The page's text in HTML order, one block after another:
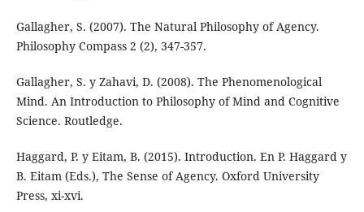
Gallagher, S. (2007). The Natural Philosophy of Agency.
Philosophy Compass 2 (2), 347-357.
Gallagher, S. y Zahavi, D. (2008). The Phenomenological
Mind. An Introduction to Philosophy of Mind and Cognitive
Science. Routledge.
Haggard, P. y Eitam, B. (2015). Introduction. En P. Haggard y
B. Eitam (Eds.), The Sense of Agency. Oxford University
Press, xi-xvi.